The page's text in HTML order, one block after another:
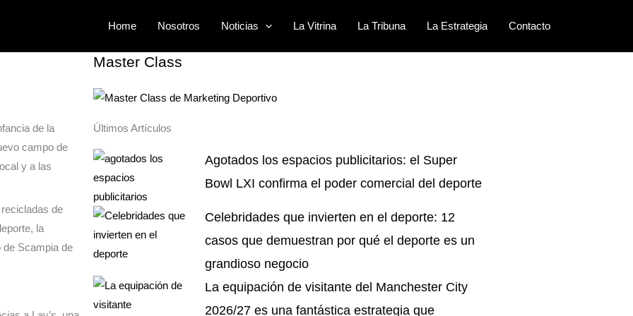
Home Nosotros Noticias La Vitrina La Tribuna La Estrategia Contacto
campo
de la
campo de
y a las
de
la
de Scampia de
Buscar
Master Class
Últimos Artículos
Agotados los espacios publicitarios: el Super
Bowl LXI confirma el poder comercial del deporte
Celebridades que invierten en el deporte: 12
casos que demuestran por qué el deporte es un
grandioso negocio
La equipación de visitante del Manchester City
2026/27 es una fantástica estrategia que